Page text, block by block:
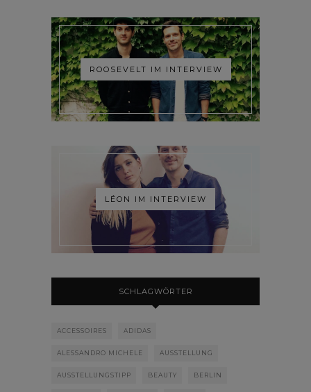
ROOSEVELT IM INTERVIEW
LÉON IM INTERVIEW
SCHLAGWÖRTER
ACCESSOIRES ADIDAS
ALESSANDRO MICHELE AUSSTELLUNG
AUSSTELLUNGSTIPP BEAUTY BERLIN